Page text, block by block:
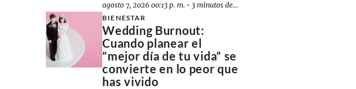
agosto 7, 2026 00:13 p. m. • 3 minutos de lectura
BIENESTAR
Wedding Burnout:
Cuando planear el
“mejor día de tu vida” se
convierte en lo peor que
has vivido